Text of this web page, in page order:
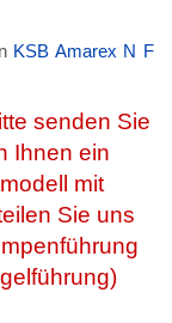
KSB Amarex N F
senden Sie
Ihnen ein
mit
Sie uns